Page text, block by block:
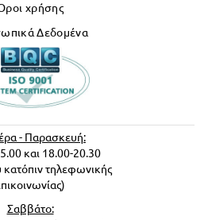
χρήσης
Δεδομένα
- Παρασκευή:
και 18.00-20.30
κατόπιν τηλεφωνικής
Σαββάτο: